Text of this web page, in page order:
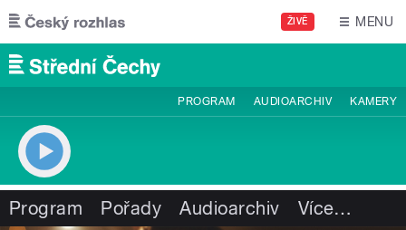
Přejít k hlavnímu obsahu
ŽIVĚ MENU
PROGRAM AUDIOARCHIV KAMERY
Program Pořady Audioarchiv Více…